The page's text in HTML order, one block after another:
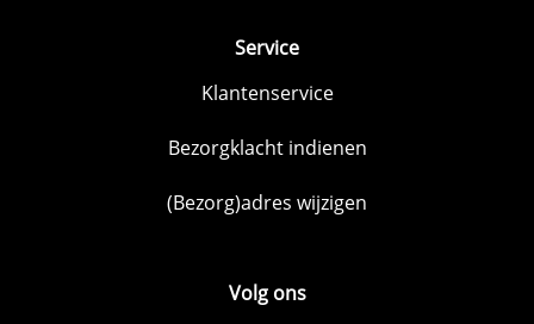
Service
Klantenservice
Bezorgklacht indienen
(Bezorg)adres wijzigen
Volg ons